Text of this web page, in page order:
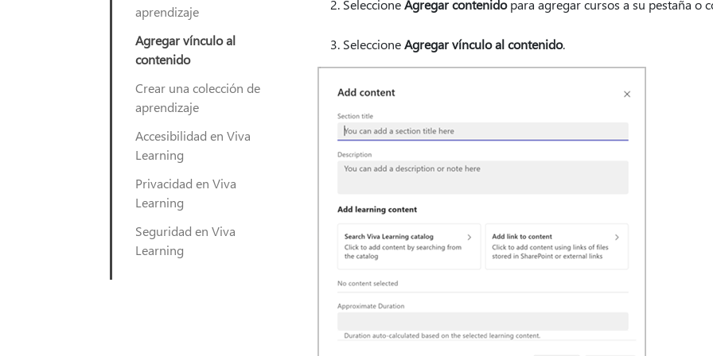
aprendizaje
Agregar vínculo al
contenido
Crear una colección de
aprendizaje
Accesibilidad en Viva
Learning
Privacidad en Viva
Learning
Seguridad en Viva
Learning
SeleccioneAgregar contenidopara agregar cursos a su pestaña o
SeleccioneAgregar vínculo al contenido.